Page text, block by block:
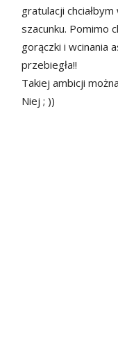
gratulacji
szacunku. Pomimo
gorączki i wcinania
przebiegła!!
Takiej ambicji
Niej ; ))